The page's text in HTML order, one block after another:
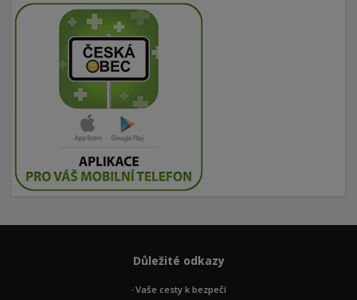
Důležité odkazy
Vaše cesty k bezpečí